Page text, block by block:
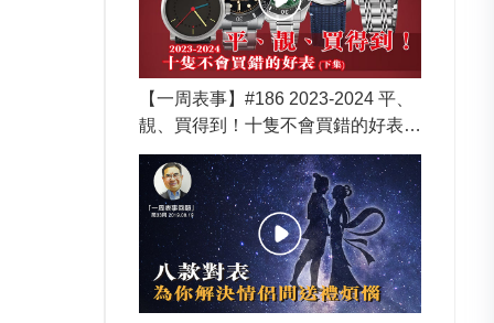
【一周表事】#186 2023-2024 平、
靚、買得到！十隻不會買錯的好表
(下集)